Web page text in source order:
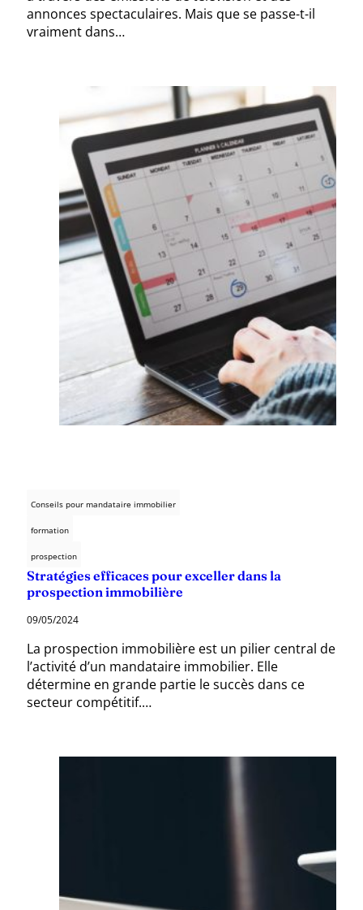
annonces spectaculaires. Mais que se passe-t-il
vraiment dans…
Conseils pour mandataire immobilier
formation
prospection
Stratégies efficaces pour exceller dans la
prospection immobilière
09/05/2024
La prospection immobilière est un pilier central de
l’activité d’un mandataire immobilier. Elle
détermine en grande partie le succès dans ce
secteur compétitif.…